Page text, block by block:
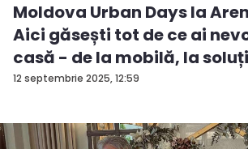
12 septembrie 2025, 12:59
Moldova Urban Days la
Aici găsești tot de ce ai
casă - de la mobilă, la
ingenioas...